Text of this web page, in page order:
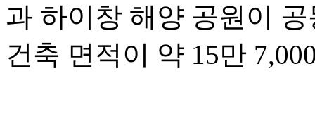
과 하이창 해양 공원이
건축 면적이 약 15만